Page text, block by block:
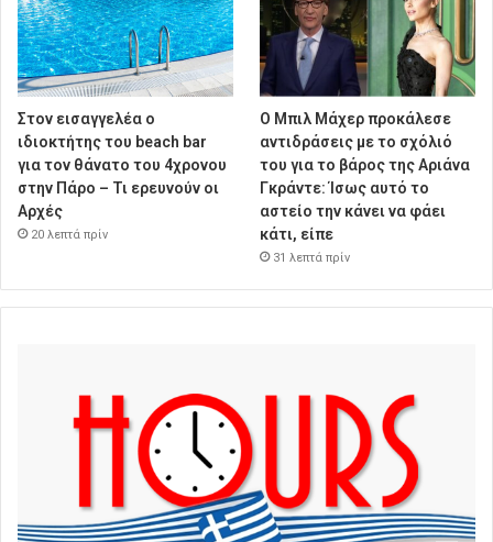
Στον εισαγγελέα ο
ιδιοκτήτης του beach bar
για τον θάνατο του 4χρονου
στην Πάρο – Τι ερευνούν οι
Αρχές
20 λεπτά πρίν
Ο Μπιλ Μάχερ προκάλεσε
αντιδράσεις με το σχόλιό
του για το βάρος της Αριάνα
Γκράντε: Ίσως αυτό το
αστείο την κάνει να φάει
κάτι, είπε
31 λεπτά πρίν